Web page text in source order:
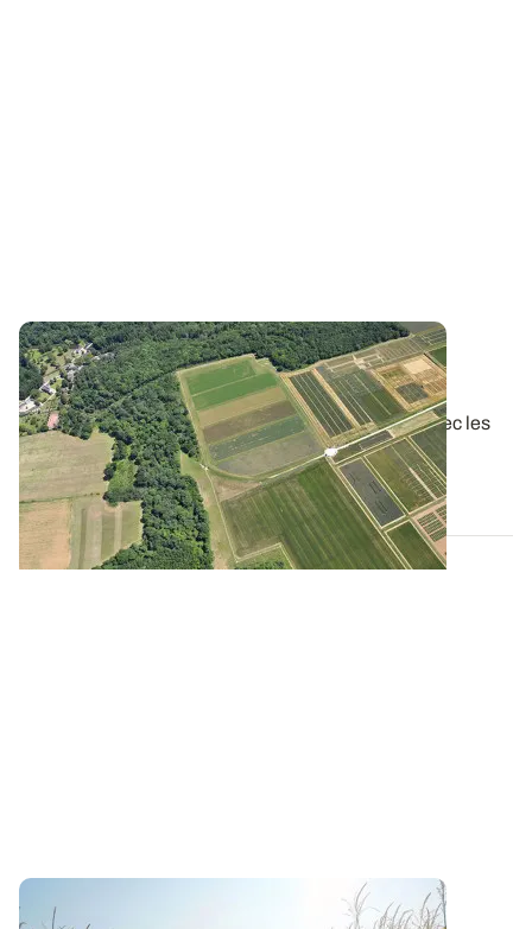
PROJET TERMINÉ
Projet PhosphoBio - Et la suite ?
En complément des actions directement en lien avec les
parcelles de l’observatoire mis en...
25 AVR. 2022
PROJET TERMINÉ